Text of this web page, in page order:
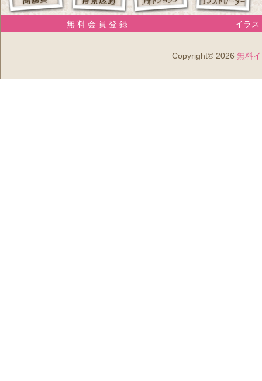
無 料 会 員 登 録 イラス
Copyright© 2026 無料